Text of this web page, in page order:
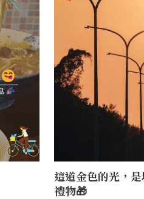
這道金色的光，
禮物🎁